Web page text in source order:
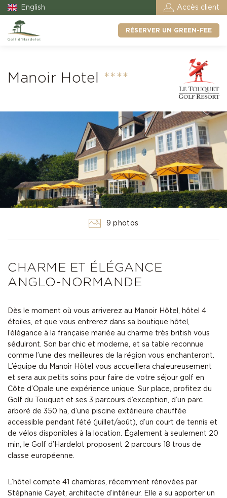
English Accès client
RÉSERVER UN GREEN-FEE
Manoir Hotel ****
9 photos
CHARME ET ÉLÉGANCE
ANGLO-NORMANDE
Dès le moment où vous arriverez au Manoir Hôtel, hôtel 4
étoiles, et que vous entrerez dans sa boutique hôtel,
l’élégance à la française mariée au charme très british vous
séduiront. Son bar chic et moderne, et sa table reconnue
comme l’une des meilleures de la région vous enchanteront.
L’équipe du Manoir Hôtel vous accueillera chaleureusement
et sera aux petits soins pour faire de votre séjour golf en
Côte d’Opale une expérience unique. Sur place, profitez du
Golf du Touquet et ses 3 parcours d’exception, d’un parc
arboré de 350 ha, d’une piscine extérieure chauffée
accessible pendant l’été (juillet/août), d’un court de tennis et
de vélos disponibles à la location. Également à seulement 20
min, le Golf d’Hardelot proposent 2 parcours 18 trous de
classe européenne.
L’hôtel compte 41 chambres, récemment rénovées par
Stéphanie Cayet, architecte d’intérieur. Elle a su apporter un